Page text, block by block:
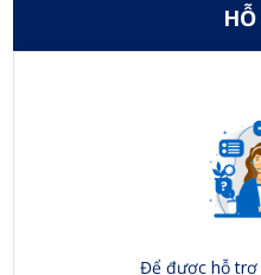
Để được hỗ trợ